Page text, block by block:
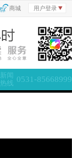
商城 用户登录
新闻
热线 0531-85668999